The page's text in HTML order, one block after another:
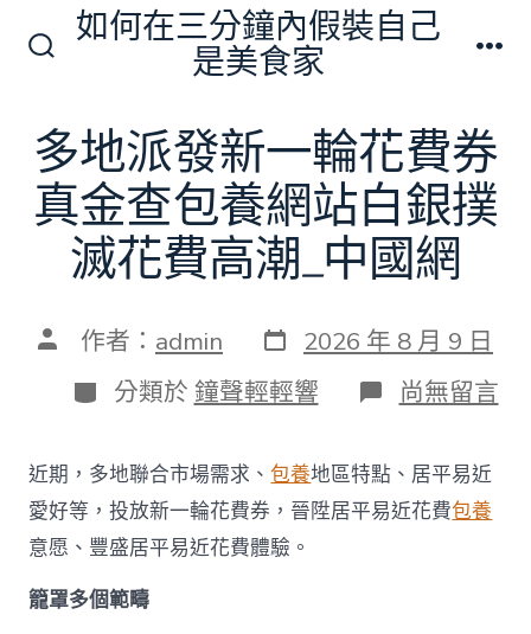
切
換
開
關
如何在三分鐘內假裝自己
是美食家
多地派發新一輪花費券
真金查包養網站白銀撲
滅花費高潮_中國網
文 作者： admin 發
表
日
期
2026 年 8 月 9 日
分
類
分類於 鐘聲輕輕響 在
〈多
派
發
新
尚無留言
近期，多地聯合市場需求、包養地區特點、居平易近
愛好等，投放新一輪花費券，晉陞居平易近花費包養
意愿、豐盛居平易近花費體驗。
籠罩多個範疇